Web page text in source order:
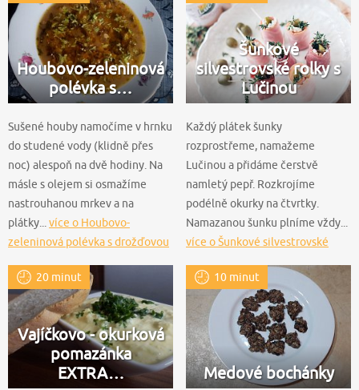
Houbovo-zeleninová
polévka s…
Sušené houby namočíme v hrnku
do studené vody (klidně přes
noc) alespoň na dvě hodiny. Na
másle s olejem si osmažíme
nastrouhanou mrkev a na
plátky... více o Houbovo-
zeleninová polévka s drožďovou
Šunkové
silvestrovské rolky s
Lučinou
Každý plátek šunky
rozprostřeme, namažeme
Lučinou a přidáme čerstvě
namletý pepř. Rozkrojíme
podélně okurky na čtvrtky.
Namazanou šunku plníme vždy...
více o Šunkové silvestrovské
20 minut
Vajíčkovo - okurková
pomazánka
EXTRA…
10 minut
Medové bochánky